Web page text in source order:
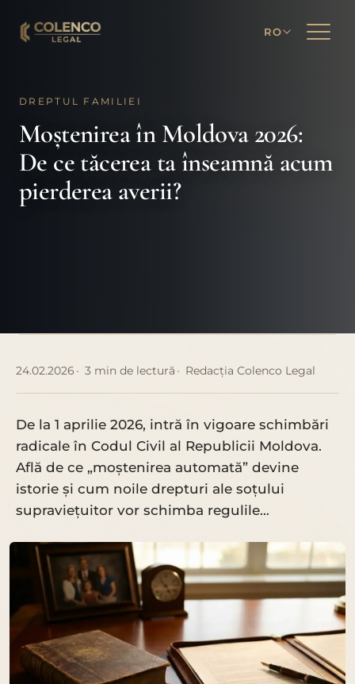
RO
DREPTUL FAMILIEI
Moștenirea în Moldova 2026:
De ce tăcerea ta înseamnă acum
pierderea averii?
24.02.2026 3 min de lectură Redacția Colenco Legal
De la 1 aprilie 2026, intră în vigoare schimbări
radicale în Codul Civil al Republicii Moldova.
Află de ce „moștenirea automată” devine
istorie și cum noile drepturi ale soțului
supraviețuitor vor schimba regulile…